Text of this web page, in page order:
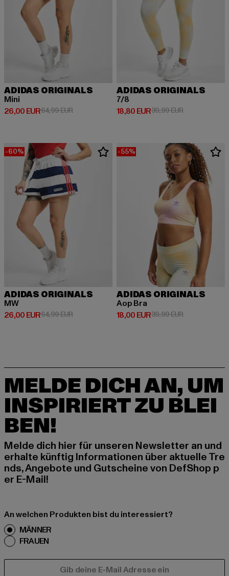
ADIDAS ORIGINALS
Mini
26,00 EUR
Derzeitiger Preis: 26,00 EUR
64,99 EURAktionspreis: 64,99 EUR
ADIDAS ORIGINALS
7/8
18,80 EUR
Derzeitiger Preis: 18,80 EUR
39,99 EURAktionspreis:
-60%
ADIDAS ORIGINALS
MW
26,00 EUR
Derzeitiger Preis: 26,00 EUR
64,99 EURAktionspreis: 64,99 EUR
-55%
ADIDAS ORIGINALS
Aop Bra
18,00 EUR
Derzeitiger Preis: 18,00 EUR
39,99 EURAktionspreis:
MELDE DICH AN, UM
INSPIRIERT ZU BLEI
BEN!
Melde dich hier für unseren Newsletter an und
erhalte künftig Informationen über aktuelle Tre
nds, Angebote und Gutscheine von DefShop p
er E-Mail!
An welchen Produkten bist du interessiert?
MÄNNER
FRAUEN